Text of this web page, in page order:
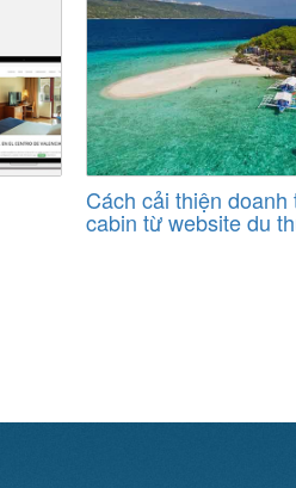
Cách cải thiện doanh
cabin từ website du